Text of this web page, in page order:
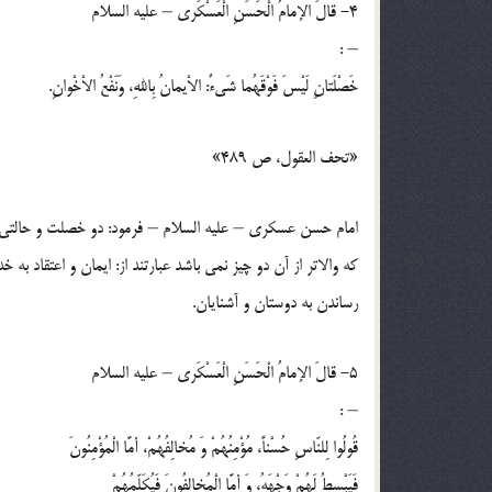
4- قالَ الإمامُ الْحَسَنِ الْعَسْكَري – عليه السلام
– :
خَصْلَتانِ لَيْسَ فَوْقَهُما شَيءٌ: الاْيمانُ بِاللهِ، وَنَفْعُ الاْخْوانِ.
«تحف العقول، ص 489»
امام حسن عسكري – عليه السلام – فرمود: دو خصلت و حالتي
كه والاتر از آن دو چيز نمي باشد عبارتند از: ايمان و اعتقاد به
رساندن به دوستان و آشنايان.
5- قالَ الإمامُ الْحَسَنِ الْعَسْكَري – عليه السلام
– :
قُولُوا لِلنّاسِ حُسْناً، مُؤْمِنُهُمْ وَ مُخالِفُهُمْ، أمَّا الْمُؤْمِنُونَ
فَيَبْسِطُ لَهُمْ وَجْهَهُ، وَ أمَّا الْمُخالِفُونَ فَيُكَلِّمُهُمْ